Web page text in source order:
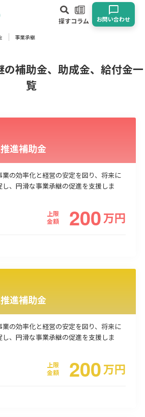
探すコラム お問い合わせ
情報通信業 卸売･小売業
飲食業
ーク
事業承継
の補助金、助成金、給付金一
覧
進補助金
の効率化と経営の安定を図り、将来に
、円滑な事業承継の促進を支援しま
上限
金額
200万円
進補助金
の効率化と経営の安定を図り、将来に
、円滑な事業承継の促進を支援しま
上限
金額
200万円